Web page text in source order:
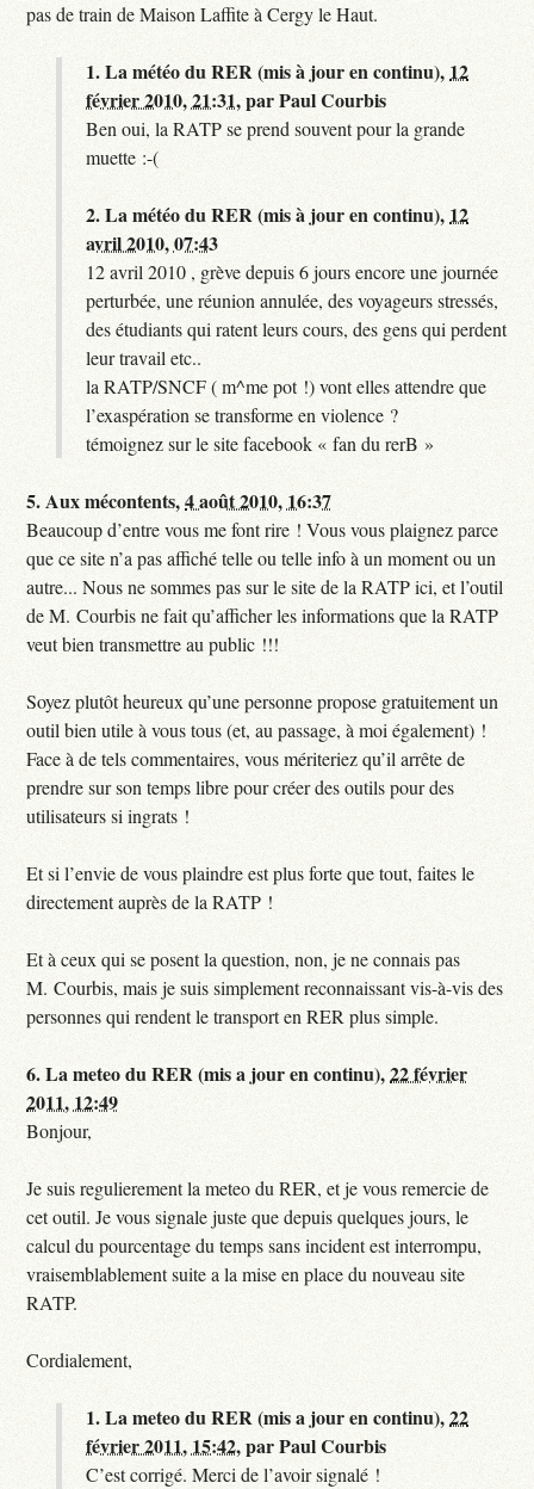
pas de train de Maison Laffite à Cergy le Haut.
1.La météo du RER (mis à jour en continu), 12
février 2010, 21:31,parPaul Courbis
Ben oui, la RATP se prend souvent pour la grande
muette :-(
2.La météo du RER (mis à jour en continu), 12
avril 2010, 07:43
12 avril 2010 , grève depuis 6 jours encore une journée
perturbée, une réunion annulée, des voyageurs stressés,
des étudiants qui ratent leurs cours, des gens qui perdent
leur travail etc..
la RATP/SNCF ( m^me pot !) vont elles attendre que
l’exaspération se transforme en violence ?
témoignez sur le site facebook « fan du rerB »
5.Aux mécontents,4 août 2010, 16:37
Beaucoup d’entre vous me font rire ! Vous vous plaignez parce
que ce site n’a pas affiché telle ou telle info à un moment ou un
autre... Nous ne sommes pas sur le site de la RATP ici, et l’outil
de M. Courbis ne fait qu’afficher les informations que la RATP
veut bien transmettre au public !!!
Soyez plutôt heureux qu’une personne propose gratuitement un
outil bien utile à vous tous (et, au passage, à moi également) !
Face à de tels commentaires, vous mériteriez qu’il arrête de
prendre sur son temps libre pour créer des outils pour des
utilisateurs si ingrats !
Et si l’envie de vous plaindre est plus forte que tout, faites le
directement auprès de la RATP !
Et à ceux qui se posent la question, non, je ne connais pas
M. Courbis, mais je suis simplement reconnaissant vis-à-vis des
personnes qui rendent le transport en RER plus simple.
6.La meteo du RER (mis a jour en continu),22 février
2011, 12:49
Bonjour,
Je suis regulierement la meteo du RER, et je vous remercie de
cet outil. Je vous signale juste que depuis quelques jours, le
calcul du pourcentage du temps sans incident est interrompu,
vraisemblablement suite a la mise en place du nouveau site
RATP.
Cordialement,
1.La meteo du RER (mis a jour en continu),22
février 2011, 15:42,parPaul Courbis
C’est corrigé. Merci de l’avoir signalé !